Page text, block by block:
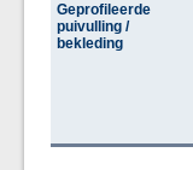
Geprofileerde
puivulling /
bekleding